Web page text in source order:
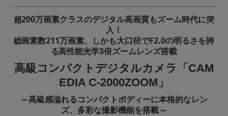
超200万画素クラスのデジタル高画質もズーム時代に突
入！
総画素数211万画素、しかも大口径でF2.0の明るさを誇
る高性能光学3倍ズームレンズ搭載
高級コンパクトデジタルカメラ「CAM
EDIA C-2000ZOOM」
～高級感溢れるコンパクトボディーに本格的なレン
ズ、多彩な撮影機能を搭載～